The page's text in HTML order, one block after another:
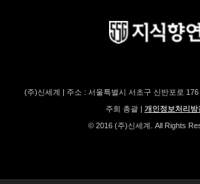
(주)신세계 | 주소 : 서울특별시 서초구 신반포로
주희 총괄 | 개인정보처리방